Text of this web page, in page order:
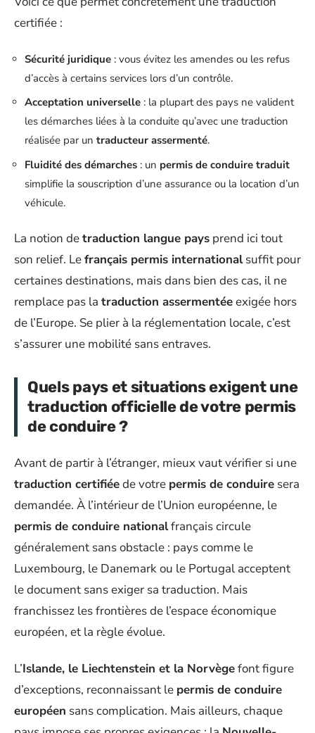
certifiée :
Sécurité juridique : vous évitez les amendes ou les refus
d’accès à certains services lors d’un contrôle.
Acceptation universelle : la plupart des pays ne valident
les démarches liées à la conduite qu’avec une traduction
réalisée par un traducteur assermenté.
Fluidité des démarches : un permis de conduire traduit
simplifie la souscription d’une assurance ou la location d’un
véhicule.
La notion detraduction langue pays prend ici tout
son relief. Lefrançais permis internationalsuffit pour
certaines destinations, mais dans bien des cas, il ne
remplace pas la traduction assermentéeexigée hors
de l’Europe. Se plier à la réglementation locale, c’est
s’assurer une mobilité sans entraves.
Quels pays et situations exigent une
traduction officielle de votre permis
de conduire ?
Avant de partir à l’étranger, mieux vaut vérifier si une
traduction certifiéede votre permis de conduire sera
demandée. À l’intérieur de l’Union européenne, le
permis de conduire nationalfrançais circule
généralement sans obstacle : pays comme le
Luxembourg, le Danemark ou le Portugal acceptent
le document sans exiger sa traduction. Mais
franchissez les frontières de l’espace économique
européen, et la règle évolue.
L’Islande, le Liechtenstein et la Norvègefont figure
d’exceptions, reconnaissant le permis de conduire
européen sans complication. Mais ailleurs, chaque